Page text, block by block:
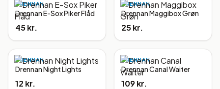
DRENNAN
Drennan E-Sox Piker Flåd
45 kr.
DRENNAN
Drennan Maggibox Grøn
25 kr.
DRENNAN
Drennan Night Lights
12 kr.
DRENNAN
Drennan Canal Waiter
109 kr.